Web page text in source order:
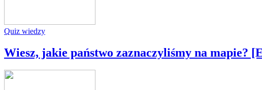
Quiz wiedzy
Wiesz, jakie państwo zaznaczyliśmy na mapie?